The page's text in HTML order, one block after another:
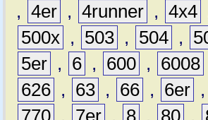
, 4er , 4runner , 4x4
500x , 503 , 504 ,
5er , 6 , 600 , 6008
626 , 63 , 66 , 6er ,
770 , 7er , 8 , 80 ,